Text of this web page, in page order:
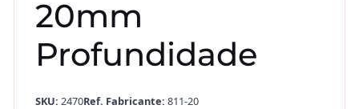
20mm
Profundidade
SKU: 2470Ref. Fabricante: 811-20